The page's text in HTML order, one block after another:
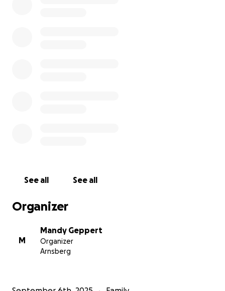
See all See all
Organizer
M
Mandy Geppert
Organizer
Arnsberg